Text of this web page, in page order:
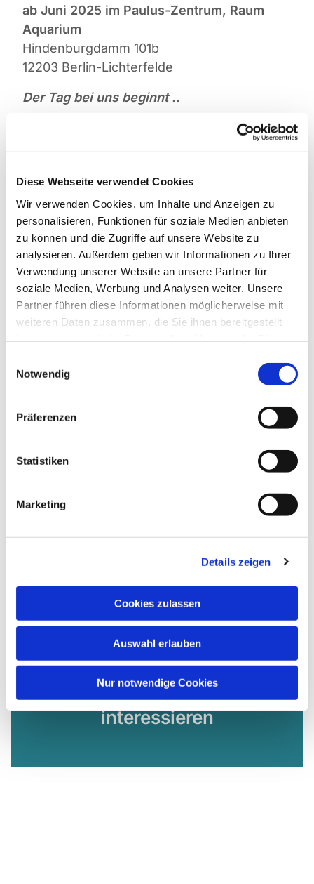
Diese Webseite verwendet Cookies
Wir verwenden Cookies, um Inhalte und Anzeigen zu
personalisieren, Funktionen für soziale Medien anbieten
zu können und die Zugriffe auf unsere Website zu
analysieren. Außerdem geben wir Informationen zu Ihrer
Verwendung unserer Website an unsere Partner für
soziale Medien, Werbung und Analysen weiter. Unsere
Partner führen diese Informationen möglicherweise mit
weiteren Daten zusammen, die Sie ihnen bereitgestellt
Notwendig
Präferenzen
Statistiken
Marketing
Details zeigen
Cookies zulassen
Auswahl erlauben
Nur notwendige Cookies
ab Juni 2025 im Paulus-Zentrum, Raum
Aquarium
Hindenburgdamm 101b
12203 Berlin-Lichterfelde
Der Tag bei uns beginnt ..
... mit leckeren Kaffeespezialitäten und
gemütlicher Atmosphäre, und besonders
stolz sind wir auf unseren frischen, mit
Liebe selbstgebackenen Kuchen.
Spontan, allein, verabredet mit anderen, ob
aus der Gemeinde oder aus der
Nachbarschaft – ganz egal: Wir freuen uns
auf Sie und Euch alle. Hereinspaziert und
herzlich willkommen!
Dies könnte Sie auch
interessieren